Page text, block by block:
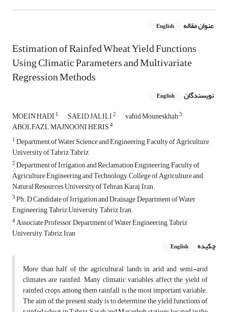
عنوان مقاله English
Estimation of Rainfed Wheat Yield Functions
Using Climatic Parameters and Multivariate
Regression Methods
نویسندگان English
MOEIN HADI 1 SAEID JALILI2 vahid Mouneskhah3
ABOLFAZL MAJNOONI HERIS4
1Department of Water Science and Engineering, Faculty of Agriculture,
University of Tabriz, Tabriz
2Department of Irrigation and Reclamation Engineering, Faculty of
Agriculture Engineering and Technology, College of Agriculture and
Natural Resources, University of Tehran, Karaj, Iran.
3Ph. D Candidate of Irrigation and Drainage, Department of Water
Engineering, Tabriz University, Tabriz, Iran.
4Associate Professor, Department of Water Engineering, Tabriz
University, Tabriz, Iran
چکیده
English
More than half of the agricultural lands in arid and semi-arid
climates are rainfed. Many climatic variables affect the yield of
rainfed crops, among them rainfall is the most important variable.
The aim of the present study is to determine the yield functions of